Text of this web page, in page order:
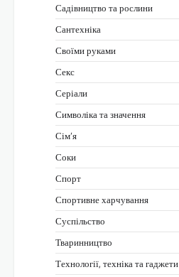
Садівництво та рослини
Сантехніка
Своїми руками
Секс
Серіали
Символіка та значення
Сім’я
Соки
Спорт
Спортивне харчування
Суспільство
Тваринництво
Технології, техніка та гаджети